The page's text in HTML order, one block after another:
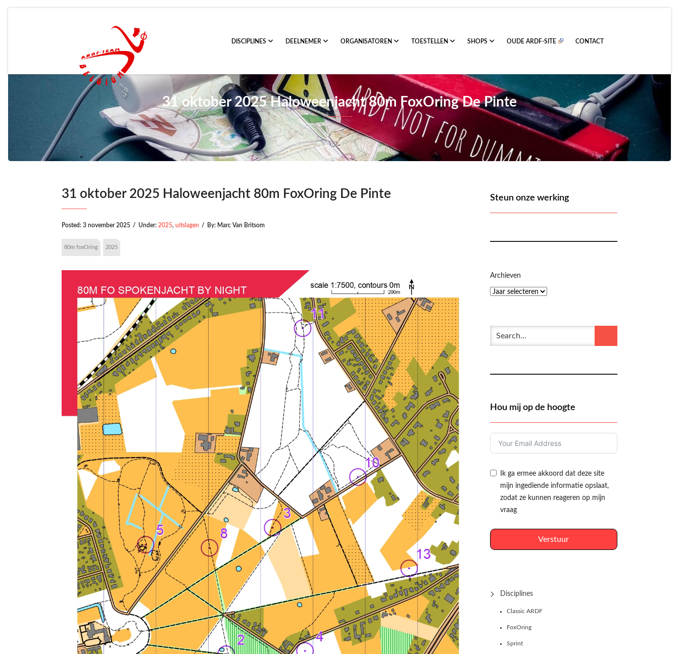
DISCIPLINES DEELNEMER ORGANISATOREN TOESTELLEN SHOPS OUDE ARDF-SITE CONTACT
31 oktober 2025 Haloweenjacht 80m FoxOring De Pinte
31 oktober 2025 Haloweenjacht 80m FoxOring De Pinte
Posted: 3 november 2025 / Under: 2025, uitslagen / By: Marc Van Britsom
80m foxOring 2025
Steun onze werking
Archieven
Hou mij op de hoogte
Ik ga ermee akkoord dat deze site
mijn ingediende informatie opslaat,
zodat ze kunnen reageren op mijn
vraag
Verstuur
Disciplines
Classic ARDF
FoxOring
Sprint